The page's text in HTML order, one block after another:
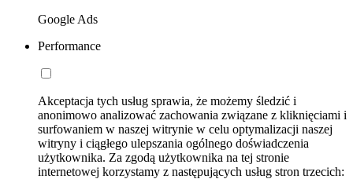
Google Ads
Performance
Akceptacja tych usług sprawia, że możemy śledzić i
anonimowo analizować zachowania związane z kliknięciami i
surfowaniem w naszej witrynie w celu optymalizacji naszej
witryny i ciągłego ulepszania ogólnego doświadczenia
użytkownika. Za zgodą użytkownika na tej stronie
internetowej korzystamy z następujących usług stron trzecich: